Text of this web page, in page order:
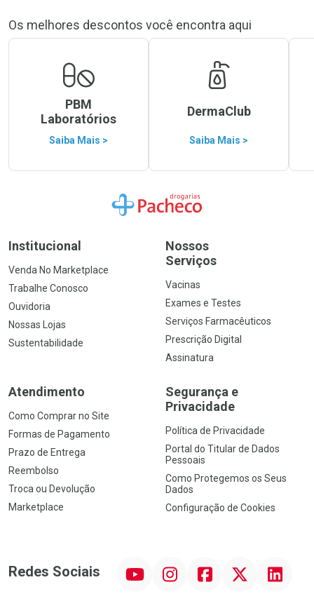
Os melhores descontos você encontra aqui
PBM
Laboratórios
Saiba Mais >
DermaClub
Saiba Mais >
Ir para a Home
Institucional
Venda No Marketplace
Trabalhe Conosco
Ouvidoria
Nossas Lojas
Sustentabilidade
Nossos
Serviços
Vacinas
Exames e Testes
Serviços Farmacêuticos
Prescrição Digital
Assinatura
Atendimento
Como Comprar no Site
Formas de Pagamento
Prazo de Entrega
Reembolso
Troca ou Devolução
Marketplace
Segurança e
Privacidade
Política de Privacidade
Portal do Titular de Dados
Pessoais
Como Protegemos os Seus
Dados
Configuração de Cookies
Redes Sociais InstagramFacebookTwitter Linkedin